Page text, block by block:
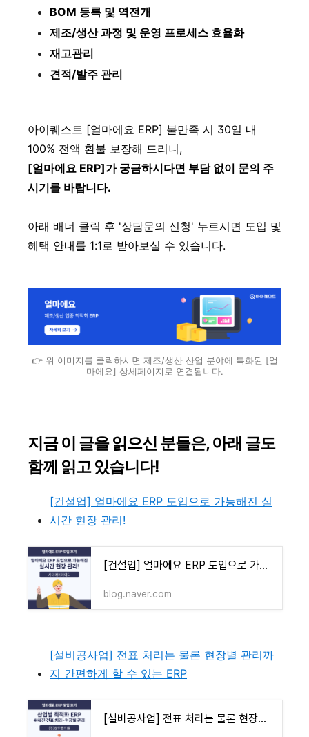
BOM 등록 및 역전개
제조/생산 과정 및 운영 프로세스 효율화
재고관리
견적/발주 관리
아이퀘스트 [얼마에요 ERP] 불만족 시 30일 내
100% 전액 환불 보장해 드리니,
[얼마에요 ERP]가 궁금하시다면 부담 없이 문의 주
시기를 바랍니다.
아래 배너 클릭 후 '상담문의 신청' 누르시면 도입 및
혜택 안내를 1:1로 받아보실 수 있습니다.
👉 위 이미지를 클릭하시면 제조/생산 산업 분야에 특화된 [얼
마에요] 상세페이지로 연결됩니다.
지금 이 글을 읽으신 분들은, 아래 글도
함께 읽고 있습니다!
[건설업] 얼마에요 ERP 도입으로 가능해진 실
시간 현장 관리!
[건설업] 얼마에요 ERP 도입으로 가능해진 실시간 현장 관리! 머리 아픈 비용 관리도 편하게~
blog.naver.com
[설비공사업] 전표 처리는 물론 현장별 관리까
지 간편하게 할 수 있는 ERP
[설비공사업] 전표 처리는 물론 현장별 관리까지 간편하게 할 수 있는 ERP를 찾고 있다면? 각 산업